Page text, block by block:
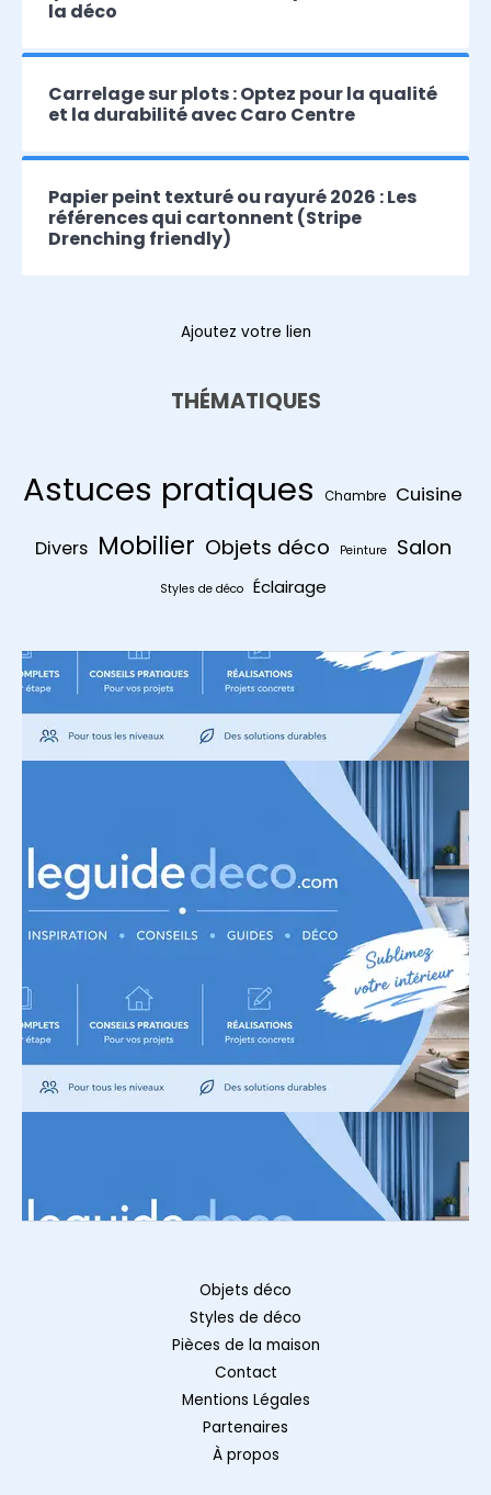
la déco
Carrelage sur plots : Optez pour la qualité
et la durabilité avec Caro Centre
Papier peint texturé ou rayuré 2026 : Les
références qui cartonnent (Stripe
Drenching friendly)
Ajoutez votre lien
THÉMATIQUES
Astuces pratiques Chambre Cuisine
Divers Mobilier Objets déco Peinture Salon
Styles de déco Éclairage
Objets déco
Styles de déco
Pièces de la maison
Contact
Mentions Légales
Partenaires
À propos